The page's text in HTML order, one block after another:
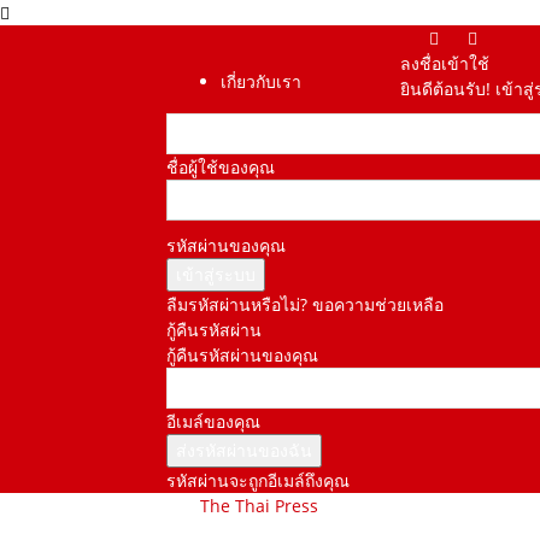
เกี่ยวกับเรา
ลงชื่อเข้าใช้
ยินดีต้อนรับ! เข้า
ชื่อผู้ใช้ของคุณ
รหัสผ่านของคุณ
ลืมรหัสผ่านหรือไม่? ขอความช่วยเหลือ
กู้คืนรหัสผ่าน
กู้คืนรหัสผ่านของคุณ
อีเมล์ของคุณ
รหัสผ่านจะถูกอีเมล์ถึงคุณ
The Thai Press